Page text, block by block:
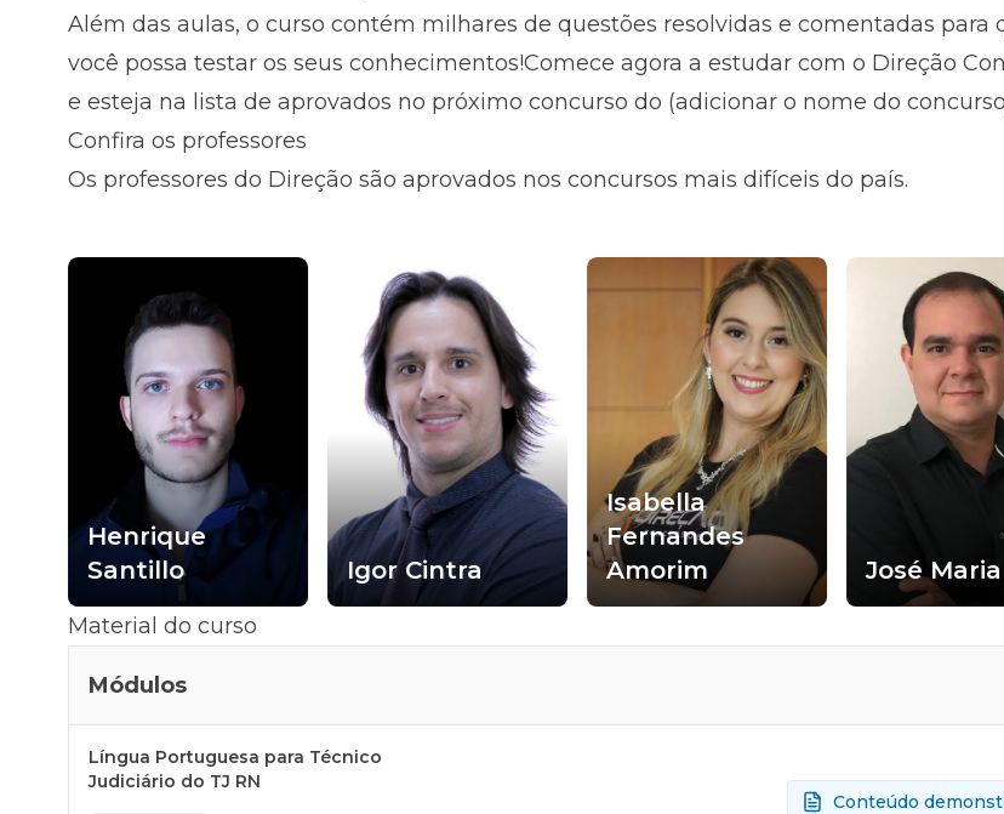
Além das aulas, o curso contém milhares de questões resolvidas e comentadas para
você possa testar os seus conhecimentos!Comece agora a estudar com o Direção
e esteja na lista de aprovados no próximo concurso do (adicionar o nome do
Confira os professores
Os professores do Direção são aprovados nos concursos mais difíceis do país.
Henrique
Santillo
Igor Cintra
Isabella
Fernandes
Amorim
José Maria
Material do curso
Módulos
Língua Portuguesa para Técnico
Judiciário do TJ RN
Conteúdo